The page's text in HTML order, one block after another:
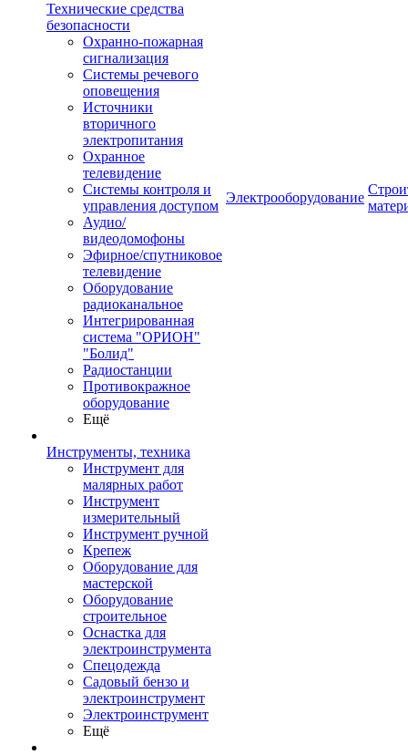
Технические средства
безопасности
Охранно-пожарная
сигнализация
Системы речевого
оповещения
Источники
вторичного
электропитания
Охранное
телевидение
Системы контроля и
управления доступом
Аудио/
видеодомофоны
Эфирное/спутниковое
телевидение
Оборудование
радиоканальное
Интегрированная
система "ОРИОН"
"Болид"
Радиостанции
Противокражное
оборудование
Ещё
Инструменты, техника
Инструмент для
малярных работ
Инструмент
измерительный
Инструмент ручной
Крепеж
Оборудование для
мастерской
Оборудование
строительное
Оснастка для
электроинструмента
Спецодежда
Садовый бензо и
электроинструмент
Электроинструмент
Ещё
Электрооборудование